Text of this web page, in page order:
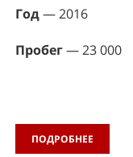
Год— 2016
Пробег— 23 000
ПОДРОБНЕЕ